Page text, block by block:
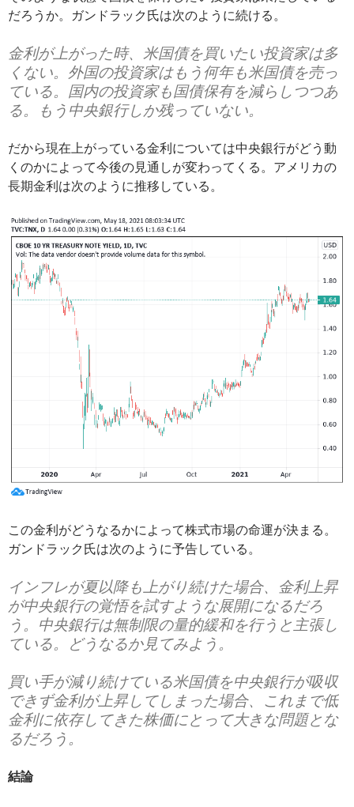
だろうか。ガンドラック氏は次のように続ける。
金利が上がった時、米国債を買いたい投資家は多
くない。外国の投資家はもう何年も米国債を売っ
ている。国内の投資家も国債保有を減らしつつあ
る。もう中央銀行しか残っていない。
だから現在上がっている金利については中央銀行がどう動
くのかによって今後の見通しが変わってくる。アメリカの
長期金利は次のように推移している。
この金利がどうなるかによって株式市場の命運が決まる。
ガンドラック氏は次のように予告している。
インフレが夏以降も上がり続けた場合、金利上昇
が中央銀行の覚悟を試すような展開になるだろ
う。中央銀行は無制限の量的緩和を行うと主張し
ている。どうなるか見てみよう。
買い手が減り続けている米国債を中央銀行が吸収
できず金利が上昇してしまった場合、これまで低
金利に依存してきた株価にとって大きな問題とな
るだろう。
結論